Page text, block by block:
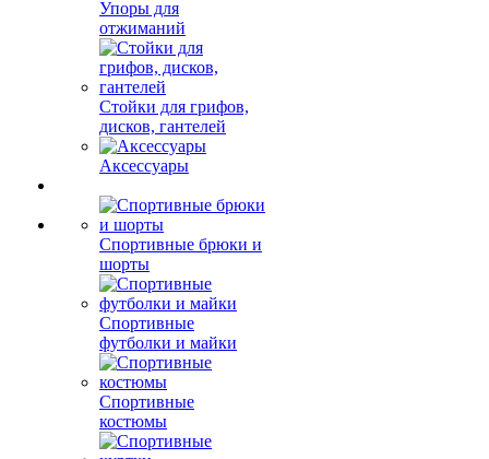
Упоры для
отжиманий
Стойки для грифов,
дисков, гантелей
Аксессуары
Спортивные брюки и
шорты
Спортивные
футболки и майки
Спортивные
костюмы